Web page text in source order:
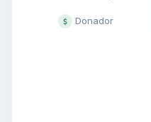
Donador